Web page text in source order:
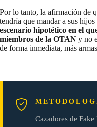
Por lo tanto, la afirmación de
tendría que mandar a sus hijos
escenario hipotético en el
miembros de la OTAN y no
de forma inmediata, más
Cazadores de